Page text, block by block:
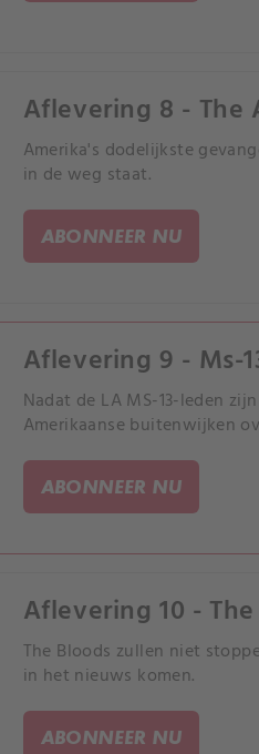
Aflevering 8 - The
Amerika's dodelijkste
in de weg staat.
ABONNEER NU
Aflevering 9 - Ms-
Nadat de LA MS-13-leden
Amerikaanse buitenwijken
ABONNEER NU
Aflevering 10 -
The Bloods zullen niet
in het nieuws komen.
ABONNEER NU